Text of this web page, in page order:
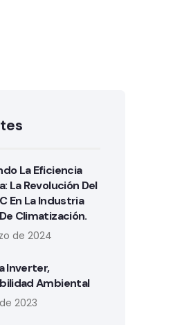
La Eficiencia
La Revolución Del
En La Industria
Climatización.
de 2024
Inverter,
Ambiental
2023